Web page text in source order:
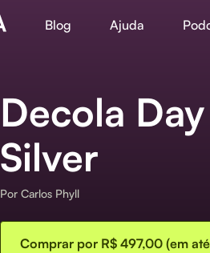
Blog Ajuda
Decola
Silver
Por Carlos Phyll
Comprar por R$ 497,00 (em até